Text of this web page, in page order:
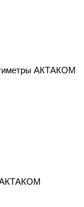
АКТАКОМ
АКТАКОМ